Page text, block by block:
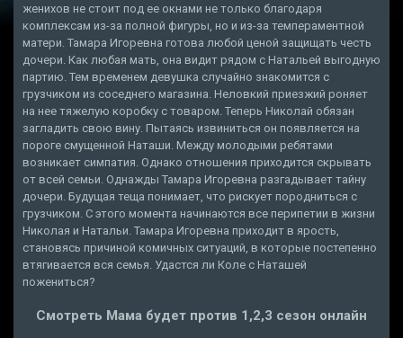
женихов не стоит под ее окнами не только благодаря
комплексам из-за полной фигуры, но и из-за темпераментной
матери. Тамара Игоревна готова любой ценой защищать честь
дочери. Как любая мать, она видит рядом с Натальей выгодную
партию. Тем временем девушка случайно знакомится с
грузчиком из соседнего магазина. Неловкий приезжий роняет
на нее тяжелую коробку с товаром. Теперь Николай обязан
загладить свою вину. Пытаясь извиниться он появляется на
пороге смущенной Наташи. Между молодыми ребятами
возникает симпатия. Однако отношения приходится скрывать
от всей семьи. Однажды Тамара Игоревна разгадывает тайну
дочери. Будущая теща понимает, что рискует породниться с
грузчиком. С этого момента начинаются все перипетии в жизни
Николая и Натальи. Тамара Игоревна приходит в ярость,
становясь причиной комичных ситуаций, в которые постепенно
втягивается вся семья. Удастся ли Коле с Наташей
пожениться?
Смотреть Мама будет против 1,2,3 сезон онлайн